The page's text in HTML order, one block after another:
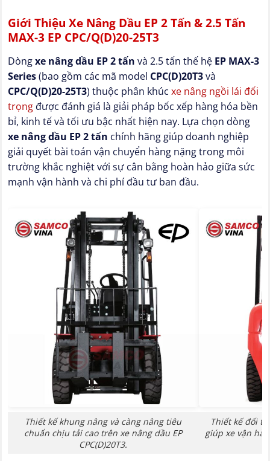
Giới Thiệu Xe Nâng Dầu EP 2 Tấn & 2.5 Tấn
MAX-3 EP CPC/Q(D)20-25T3
Dòngxe nâng dầu EP 2 tấn và 2.5 tấn thế hệ EP MAX-3
Series(bao gồm các mã model CPC(D)20T3và
CPC/Q(D)20-25T3) thuộc phân khúc xe nâng ngồi lái đối
trọngđược đánh giá là giải pháp bốc xếp hàng hóa bền
bỉ, kinh tế và tối ưu bậc nhất hiện nay. Lựa chọn dòng
xe nâng dầu EP 2 tấn chính hãng giúp doanh nghiệp
giải quyết bài toán vận chuyển hàng nặng trong môi
trường khắc nghiệt với sự cân bằng hoàn hảo giữa sức
mạnh vận hành và chi phí đầu tư ban đầu.
Thiết kế khung nâng và càng nâng tiêu
chuẩn chịu tải cao trên xe nâng dầu EP
CPC(D)20T3.
Thiết kế đối
giúp xe vận